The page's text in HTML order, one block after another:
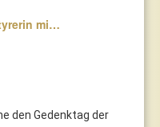
mi…
den Gedenktag der